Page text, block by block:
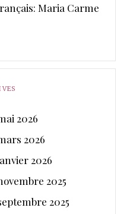
Maria Carme
2026
2026
2026
2025
2025